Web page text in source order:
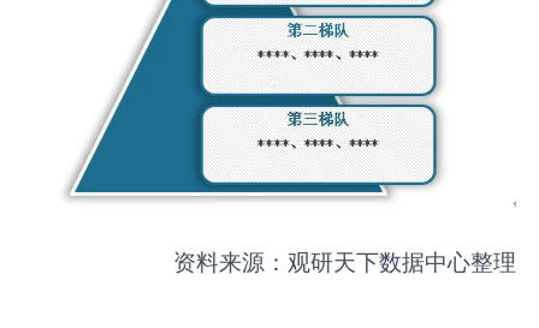
资料来源：观研天下数据中心整理